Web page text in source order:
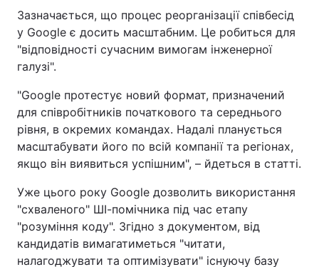
Зазначається, що процес реорганізації співбесід
у Google є досить масштабним. Це робиться для
"відповідності сучасним вимогам інженерної
галузі".
"Google протестує новий формат, призначений
для співробітників початкового та середнього
рівня, в окремих командах. Надалі планується
масштабувати його по всій компанії та регіонах,
якщо він виявиться успішним", – йдеться в статті.
Уже цього року Google дозволить використання
"схваленого" ШІ-помічника під час етапу
"розуміння коду". Згідно з документом, від
кандидатів вимагатиметься "читати,
налагоджувати та оптимізувати" існуючу базу